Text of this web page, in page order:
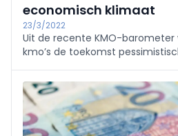
economisch klimaat
23/3/2022
Uit de recente KMO-barometer
kmo’s de toekomst
gedelegeerd bestuurder Danny
ondernemers lijden net zoals
huidige economische